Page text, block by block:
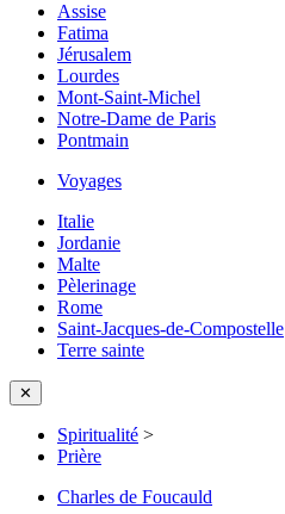
Assise
Fatima
Jérusalem
Lourdes
Mont-Saint-Michel
Notre-Dame de Paris
Pontmain
Voyages
Italie
Jordanie
Malte
Pèlerinage
Rome
Saint-Jacques-de-Compostelle
Terre sainte
✕
Spiritualité >
Prière
Charles de Foucauld